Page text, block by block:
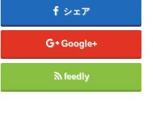
シェア
Google+
feedly